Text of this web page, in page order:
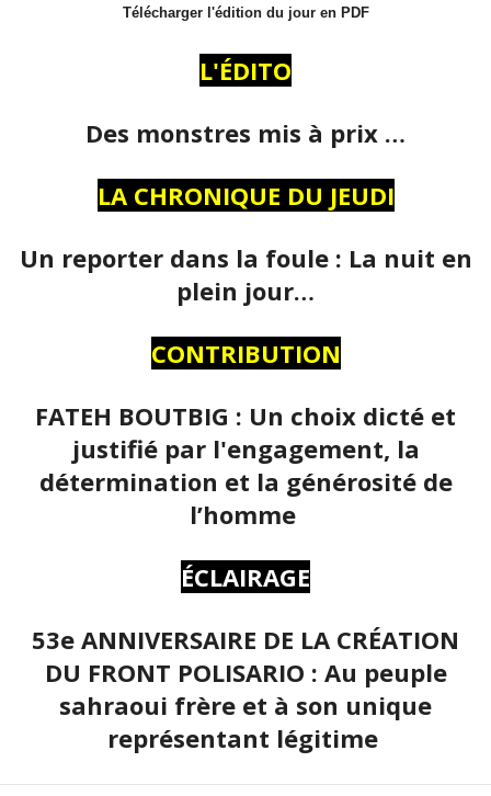
Télécharger l'édition du jour en PDF
L'ÉDITO
Des monstres mis à prix …
LA CHRONIQUE DU JEUDI
Un reporter dans la foule : La nuit en
plein jour…
CONTRIBUTION
FATEH BOUTBIG : Un choix dicté et
justifié par l'engagement, la
détermination et la générosité de
l’homme
ÉCLAIRAGE
53e ANNIVERSAIRE DE LA CRÉATION
DU FRONT POLISARIO : Au peuple
sahraoui frère et à son unique
représentant légitime